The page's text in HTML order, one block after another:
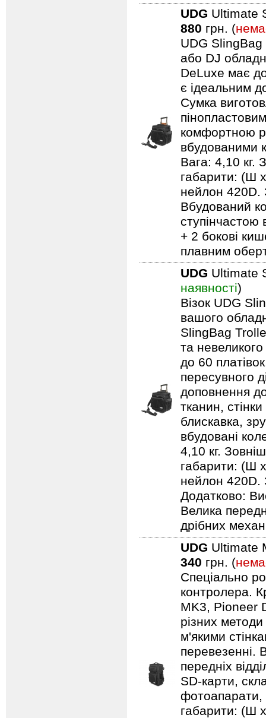
UDG Ultimate
880 грн. (
UDG
або DJ
DeLuxe має
є ідеальним
Сумка
комфортною
вбудованими
Вага: 4,10 кг.
габарити: (Ш
нейлон 420D.
Вбудований
+ 2 бокові
плавним
UDG Ultimate
наявності)
Візок UDG
вашого
SlingBag
та
до 60
пересувного
доповнення
тканин,
блискавка,
вбудовані
4,10 кг.
габарити: (Ш
нейлон 420D.
Додатково:
Велика
дрібних
UDG Ultimate
340 грн. (
Спеціально
контролера.
MK3, Pioneer
різних
м'якими
перевезенні.
передніх
SD-карти,
фотоапарати,
габарити: (Ш